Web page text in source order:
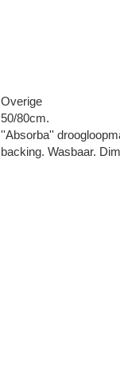
Overige
50/80cm.
''Absorba''
backing. Wasbaar.